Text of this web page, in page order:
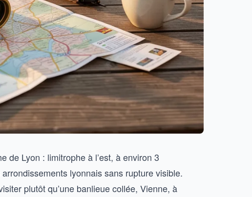
de Lyon : limitrophe à l’est, à environ 3
lyonnais sans rupture visible.
plutôt qu’une banlieue collée, Vienne, à